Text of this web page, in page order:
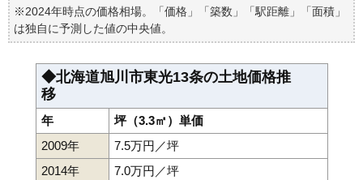
※2024年時点の価格相場。「価格」「築数」「駅距離」「面積」
は独自に予測した値の中央値。
◆北海道旭川市東光13条の土地価格推
移
年
坪（3.3㎡）単価
2009年
7.5万円／坪
2014年
7.0万円／坪